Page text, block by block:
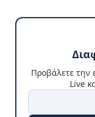
Προβάλετε την
Live